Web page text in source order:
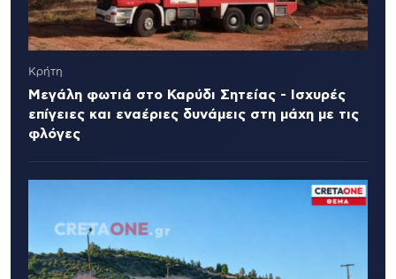
Κρήτη
Μεγάλη φωτιά στο Καρύδι Σητείας - Ισχυρές
επίγειες και εναέριες δυνάμεις στη μάχη με τις
φλόγες